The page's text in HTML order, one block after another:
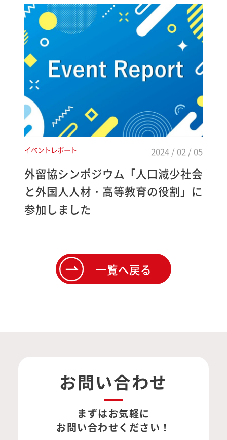
イベントレポート 2024 / 02 / 05
外留協シンポジウム「人口減少社会
と外国人人材・高等教育の役割」に
参加しました
一覧へ戻る
お問い合わせ
まずはお気軽に
お問い合わせください！